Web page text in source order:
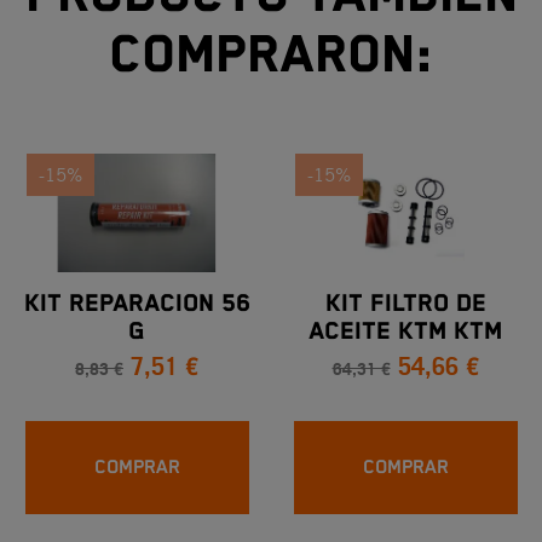
compraron:
-15%
KIT REPARACION 56
G
8,83 € 7,51 €
COMPRAR
-15%
KIT FILTRO DE
ACEITE KTM KTM
690 LC4 2012-2024
64,31 € 54,66 €
COMPRAR